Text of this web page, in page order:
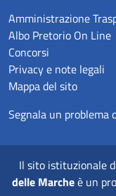
Amministrazione
Albo Pretorio On Line
Concorsi
Privacy e note legali
Mappa del sito
Segnala un problema
Il sito istituzionale
delle Marcheè un